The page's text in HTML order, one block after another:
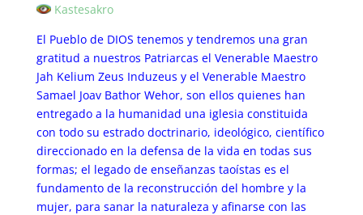
Kastesakro
El Pueblo de DIOS tenemos y tendremos una gran
gratitud a nuestros Patriarcas el Venerable Maestro
Jah Kelium Zeus Induzeus y el Venerable Maestro
Samael Joav Bathor Wehor, son ellos quienes han
entregado a la humanidad una iglesia constituida
con todo su estrado doctrinario, ideológico, científico
direccionado en la defensa de la vida en todas sus
formas; el legado de enseñanzas taoístas es el
fundamento de la reconstrucción del hombre y la
mujer, para sanar la naturaleza y afinarse con las